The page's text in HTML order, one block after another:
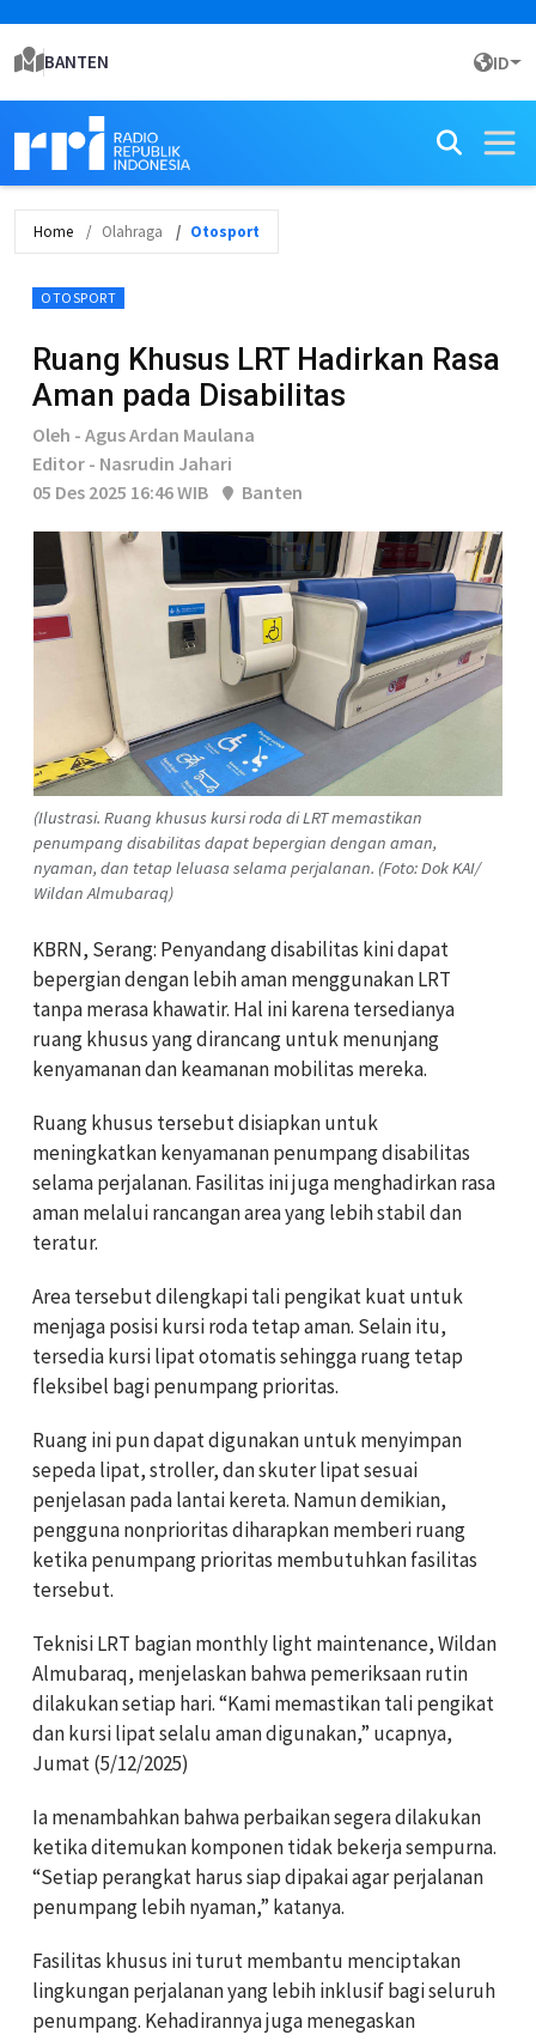
BANTEN ID
Home Olahraga Otosport
OTOSPORT
Ruang Khusus LRT Hadirkan Rasa
Aman pada Disabilitas
Oleh - Agus Ardan Maulana
Editor - Nasrudin Jahari
05 Des 2025 16:46 WIB
Banten
(Ilustrasi. Ruang khusus kursi roda di LRT memastikan
penumpang disabilitas dapat bepergian dengan aman,
nyaman, dan tetap leluasa selama perjalanan. (Foto: Dok KAI/
Wildan Almubaraq)
KBRN, Serang: Penyandang disabilitas kini dapat
bepergian dengan lebih aman menggunakan LRT
tanpa merasa khawatir. Hal ini karena tersedianya
ruang khusus yang dirancang untuk menunjang
kenyamanan dan keamanan mobilitas mereka.
Ruang khusus tersebut disiapkan untuk
meningkatkan kenyamanan penumpang disabilitas
selama perjalanan. Fasilitas ini juga menghadirkan rasa
aman melalui rancangan area yang lebih stabil dan
teratur.
Area tersebut dilengkapi tali pengikat kuat untuk
menjaga posisi kursi roda tetap aman. Selain itu,
tersedia kursi lipat otomatis sehingga ruang tetap
fleksibel bagi penumpang prioritas.
Ruang ini pun dapat digunakan untuk menyimpan
sepeda lipat, stroller, dan skuter lipat sesuai
penjelasan pada lantai kereta. Namun demikian,
pengguna nonprioritas diharapkan memberi ruang
ketika penumpang prioritas membutuhkan fasilitas
tersebut.
Teknisi LRT bagian monthly light maintenance, Wildan
Almubaraq, menjelaskan bahwa pemeriksaan rutin
dilakukan setiap hari. “Kami memastikan tali pengikat
dan kursi lipat selalu aman digunakan,” ucapnya,
Jumat (5/12/2025)
Ia menambahkan bahwa perbaikan segera dilakukan
ketika ditemukan komponen tidak bekerja sempurna.
“Setiap perangkat harus siap dipakai agar perjalanan
penumpang lebih nyaman,” katanya.
Fasilitas khusus ini turut membantu menciptakan
lingkungan perjalanan yang lebih inklusif bagi seluruh
penumpang. Kehadirannya juga menegaskan